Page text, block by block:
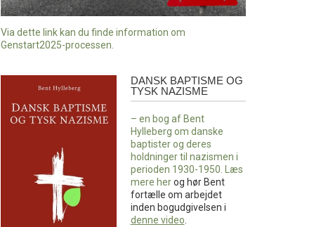
Via dette link kan du finde information om
Genstart2025-processen.
tysk
DANSK BAPTISME OG
TYSK NAZISME
– en bog af Bent
Hylleberg om danske
baptister og deres
holdninger til nazismen i
perioden 1930-1950. Læs
mere herog hør Bent
fortælle om arbejdet
inden bogudgivelsen i
denne video.